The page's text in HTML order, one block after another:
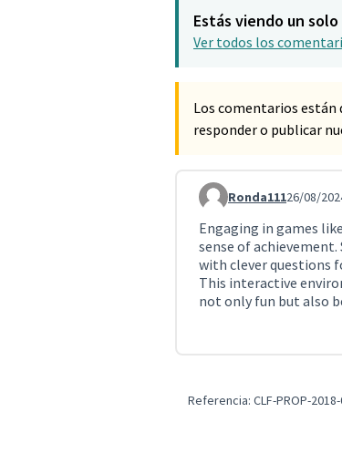
Estás viendo un
Ver todos los
Los comentarios están
responder o publicar
Comentario 893
Ronda11126/08/
Engaging in games
sense of
with clever questions
This interactive
not only fun but also
Referencia: CLF-PROP-